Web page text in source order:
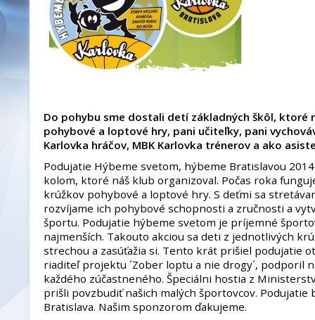
Do pohybu sme dostali detí základných škôl, ktoré
pohybové a loptové hry, pani učiteľky, pani
Karlovka hráčov, MBK Karlovka trénerov a ako
Podujatie Hýbeme svetom, hýbeme Bratislavou
kolom, ktoré náš klub organizoval. Počas roka
krúžkov pohybové a loptové hry. S deťmi sa
rozvíjame ich pohybové schopnosti a zručnosti a
športu. Podujatie hýbeme svetom je príjemné
najmenších. Takouto akciou sa deti z jednotlivých
strechou a zasúťažia si. Tento krát prišiel podujatie
riaditeľ projektu ´Zober loptu a nie drogy´, podporil
každého zúčastneného. Špeciálni hostia z
prišli povzbudiť našich malých športovcov.
Bratislava. Našim sponzorom ďakujeme.